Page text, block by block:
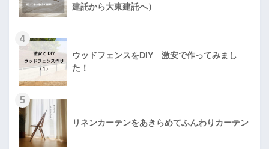
建託から大東建託へ）
4
ウッドフェンスをDIY 激安で作ってみまし
た！
5
リネンカーテンをあきらめてふんわりカーテン